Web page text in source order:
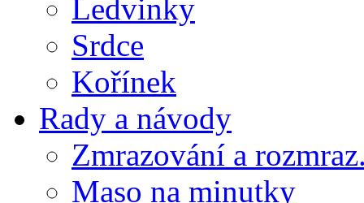
Ledvinky
Srdce
Kořínek
Rady a návody
Zmrazování a
Maso na minutky